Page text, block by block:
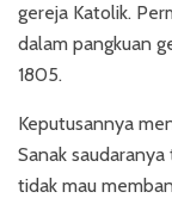
gereja Katolik.
dalam pangkuan
1805.
Keputusannya
Sanak
tidak mau